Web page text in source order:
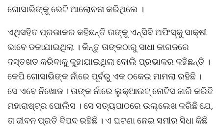
ଗୋସାଭିଙ୍କୁ ଭେଟି ଆଲୋଚନା କରିଥିଲେ ।
ଏଥିସହିତ ପ୍ରଭାକର କହିଛନ୍ତି ତାଙ୍କୁ ଏନ୍ସିବି ଅଫିସ୍କୁ ସାକ୍ଷୀ
ଭାବେ ଡକାଯାଇଥିଲା । କିନ୍ତୁ ତାଙ୍କଠାରୁ ସାଧା କାଗଜରେ
ଦସ୍ତଖତ କରିବାକୁ କୁହାଯାଇଥିଲା ବୋଲି ପ୍ରଭାକର କହିଛନ୍ତି ।
କେପି ଗୋସାଭିଙ୍କ ନାଁରେ ପୂର୍ବରୁ ଏକ ଠକେଇ ମାମଲା ରହିଛି ।
ସେ ଏବେ ନିଖୋଜ । ତାଙ୍କ ନାଁରେ ଲୁକ୍ଆଉଟ୍ ନୋଟିସ ଜାରି କରିଛି
ମହାରାଷ୍ଟ୍ର ପୋଲିସ । ସେ ସତ୍ୟପାଠରେ ଉଲ୍ଲେଖ କରିଛି ଯେ,
ତା ଜୀବନ ପ୍ରତି ବିପଦ ରହିଛି । ଏ ଘଟଣା ନେଇ ସମୀର ସିଧା କିଛି